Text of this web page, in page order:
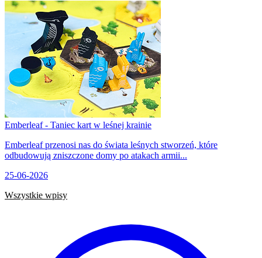
Emberleaf - Taniec kart w leśnej krainie
Emberleaf przenosi nas do świata leśnych stworzeń, które
odbudowują zniszczone domy po atakach armii...
25-06-2026
Wszystkie wpisy